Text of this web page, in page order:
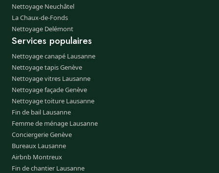
Nettoyage Neuchâtel
La Chaux-de-Fonds
Nettoyage Delémont
Services populaires
Nettoyage canapé Lausanne
Nettoyage tapis Genève
Nettoyage vitres Lausanne
Nettoyage façade Genève
Nettoyage toiture Lausanne
Fin de bail Lausanne
Femme de ménage Lausanne
Conciergerie Genève
Bureaux Lausanne
Airbnb Montreux
Fin de chantier Lausanne